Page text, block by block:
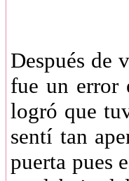
Después de
fue un error
logró que
sentí tan
puerta pues